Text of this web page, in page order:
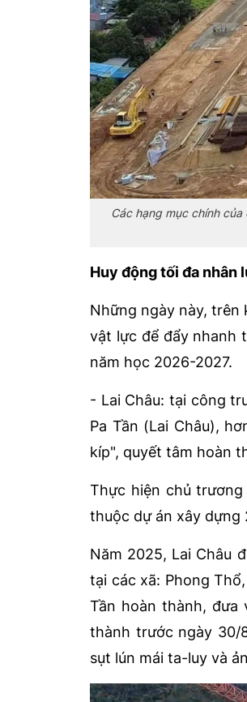
Các hạng mục chính
Huy động tối đa nhân
Những ngày này, trên
vật lực để đẩy nhanh
năm học 2026-2027.
- Lai Châu: tại công
Pa Tần (Lai Châu),
kíp", quyết tâm hoàn
Thực hiện chủ trương
thuộc dự án xây dựng
Năm 2025, Lai Châu
tại các xã: Phong
Tần hoàn thành, đưa
thành trước ngày 30/
sụt lún mái ta-luy và